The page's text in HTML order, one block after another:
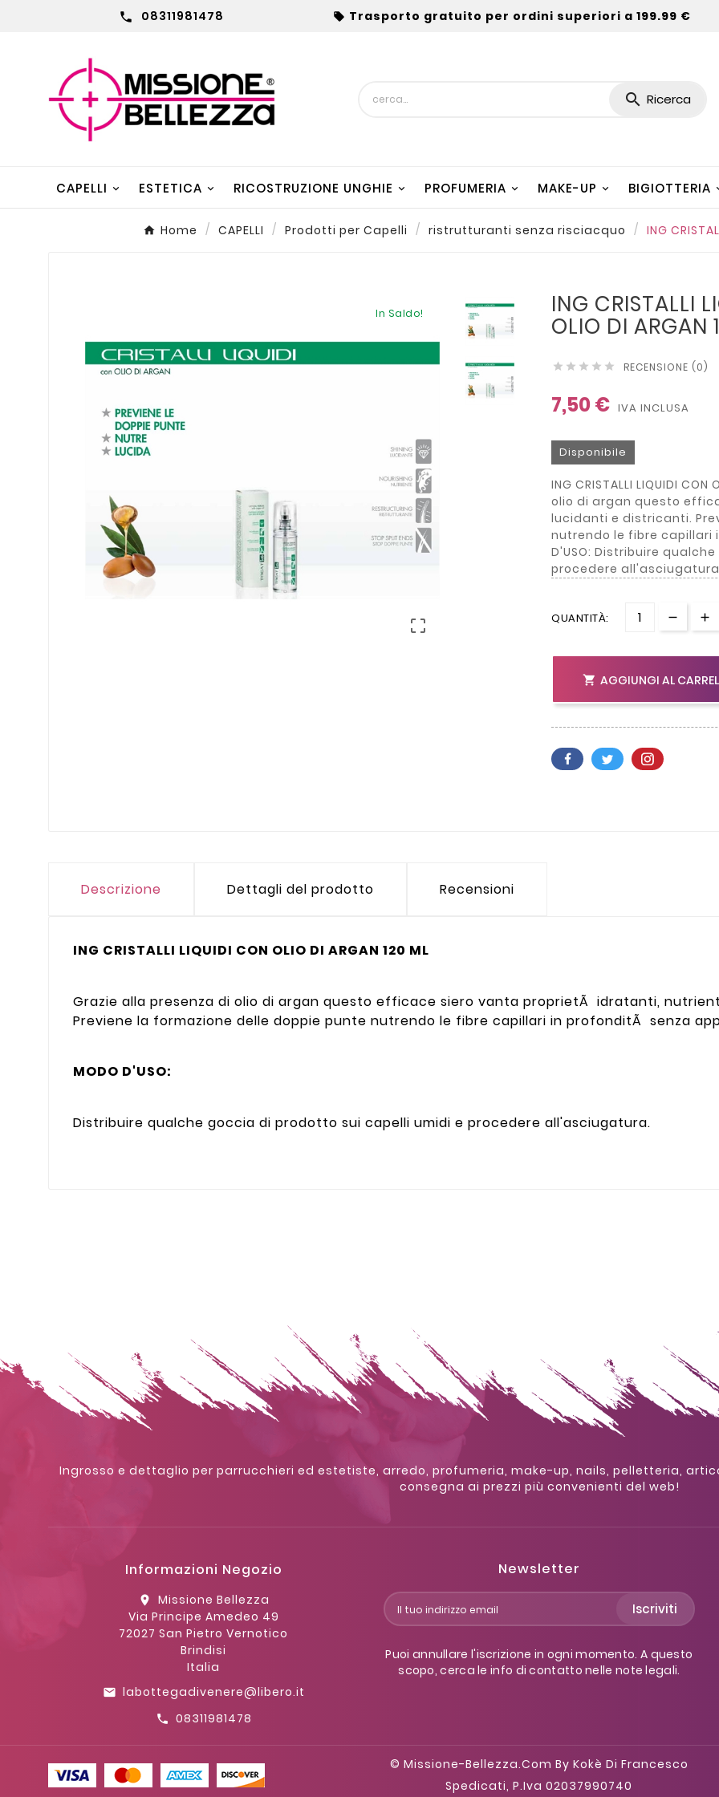
 08311981478  Trasporto gratuito per ordini superiori a 199.99 €
 Ricerca
CAPELLI ESTETICA RICOSTRUZIONE UNGHIE PROFUMERIA MAKE-UP BIGIOTTERIA
Home CAPELLI Prodotti per Capelli ristrutturanti senza risciacquo ING
In Saldo!

ING CRISTALLI
OLIO DI ARGAN
     RECENSIONE (0)
7,50 € IVA INCLUSA
Disponibile
ING CRISTALLI LIQUIDI
olio di argan questo
lucidanti e districanti.
nutrendo le fibre capillari
D'USO: Distribuire
procedere
QUANTITÀ:
 AGGIUNGI AL
Descrizione Dettagli del prodotto Recensioni
ING CRISTALLI LIQUIDI CON OLIO DI ARGAN 120 ML
Grazie alla presenza di olio di argan questo efficace siero vanta proprietÃ idratanti,
Previene la formazione delle doppie punte nutrendo le fibre capillari in profonditÃ senza
MODO D'USO:
Distribuire qualche goccia di prodotto sui capelli umidi e procedere all'asciugatura.
Ingrosso e dettaglio per parrucchieri ed estetiste, arredo, profumeria, make-up, nails, pelletteria,
consegna ai prezzi più convenienti del web!
Informazioni Negozio
location_on
Missione Bellezza
Via Principe Amedeo 49
72027 San Pietro Vernotico
Brindisi
Italia
email labottegadivenere@libero.it
call 08311981478
Newsletter
Iscriviti
Puoi annullare l'iscrizione in ogni momento. A questo
scopo, cerca le info di contatto nelle note legali.
© Missione-Bellezza.com By Kokè Di Francesco
Spedicati, P.iva 02037990740